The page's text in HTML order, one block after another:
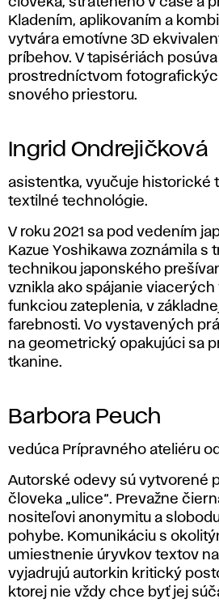
človeka, strateného v čase a
Kladením, aplikovaním a
vytvára emotívne 3D
príbehov. V tapisériách
prostredníctvom
snového priestoru.
Ingrid Ondrejičková
asistentka, vyučuje historické
textilné technológie.
V roku 2021 sa pod vedením
Kazue Yoshikawa zoznámila s
technikou japonského
vznikla ako spájanie
funkciou zateplenia, v
farebnosti. Vo vystavených
na geometrický opakujúci sa
tkanine.
Barbora Peuch
vedúca Prípravného ateliéru
Autorské odevy sú vytvorené
človeka „ulice“. Prevažne
nositeľovi anonymitu a
pohybe. Komunikáciu s
umiestnenie úryvkov textov
vyjadrujú autorkin kritický
ktorej nie vždy chce byť jej